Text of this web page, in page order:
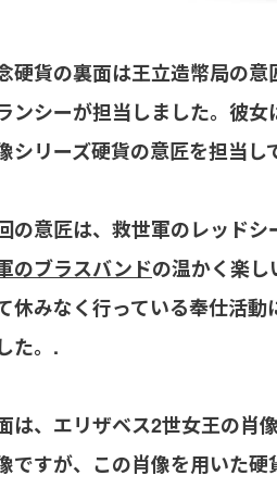
硬貨の裏面は王立造幣局の
ンシーが担当しました。彼
シリーズ硬貨の意匠を担当し
の意匠は、救世軍のレッド
のブラスバンドの温かく楽
休みなく行っている奉仕活
た。.
は、エリザベス2世女王の肖
ですが、この肖像を用いた